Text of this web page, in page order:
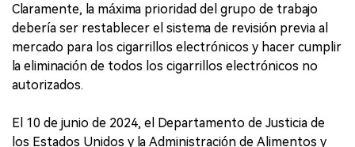
Claramente, la máxima prioridad del grupo de trabajo
debería ser restablecer el sistema de revisión previa al
mercado para los cigarrillos electrónicos y hacer cumplir
la eliminación de todos los cigarrillos electrónicos no
autorizados.
El 10 de junio de 2024, el Departamento de Justicia de
los Estados Unidos y la Administración de Alimentos y